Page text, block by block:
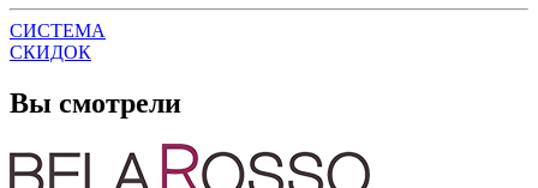
СИСТЕМА
СКИДОК
Вы смотрели